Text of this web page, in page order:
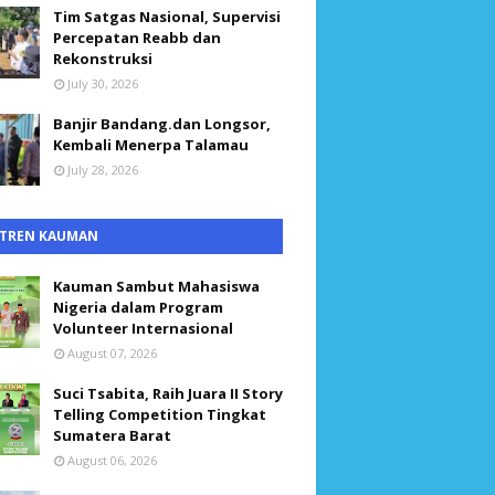
Tim Satgas Nasional, Supervisi
Percepatan Reabb dan
Rekonstruksi
July 30, 2026
Banjir Bandang.dan Longsor,
Kembali Menerpa Talamau
July 28, 2026
KAUMAN
Kauman Sambut Mahasiswa
Nigeria dalam Program
Volunteer Internasional
August 07, 2026
Suci Tsabita, Raih Juara II Story
Telling Competition Tingkat
Sumatera Barat
August 06, 2026